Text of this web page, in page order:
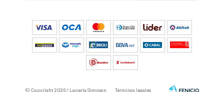
© Copyright 2026 / Laneria Simpson Términos legales